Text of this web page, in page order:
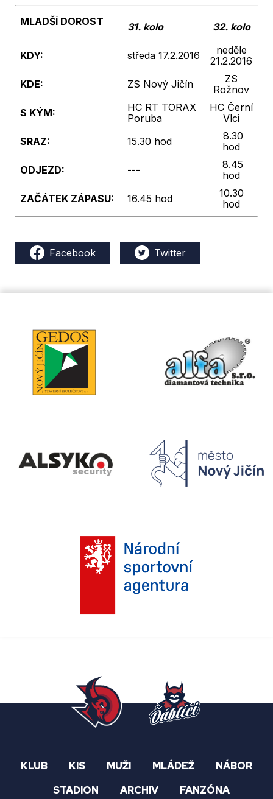
MLADŠÍ DOROST 31. kolo 32. kolo
KDY: středa 17.2.2016
neděle
21.2.2016
KDE:
ZS Nový Jičín
ZS
Rožnov
S KÝM:
HC RT TORAX
Poruba
HC Černí
Vlci
SRAZ:
15.30 hod
8.30
hod
ODJEZD:
---
8.45
hod
ZAČÁTEK ZÁPASU:
16.45 hod
10.30
hod
Facebook Twitter
KLUB KIS MUŽI MLÁDEŽ
NÁBOR
STADION
ARCHIV FANZÓNA